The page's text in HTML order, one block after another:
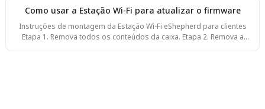
Como usar a Estação Wi-Fi para atualizar o firmware
Instruções de montagem da Estação Wi-Fi eShepherd para clientes
Etapa 1. Remova todos os conteúdos da caixa. Etapa 2. Remova a